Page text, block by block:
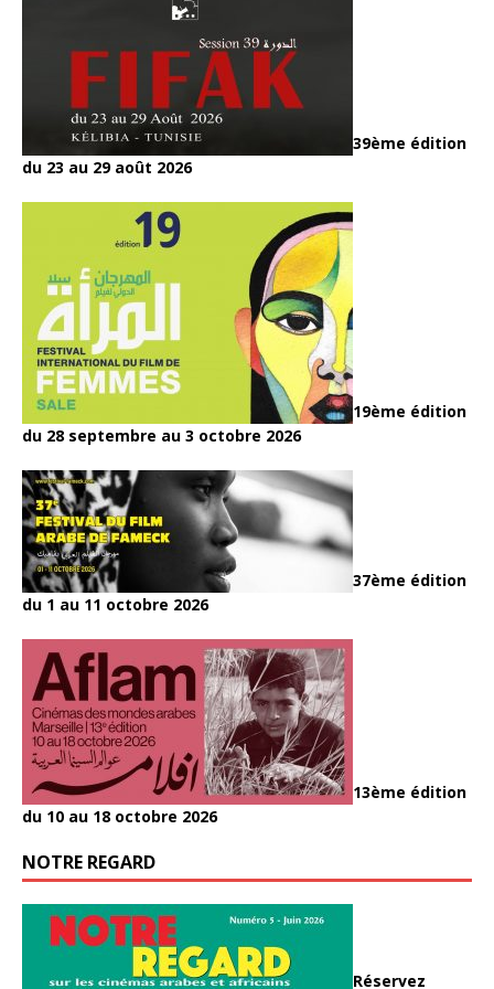
39ème édition
du 23 au 29 août 2026
19ème édition
du 28 septembre au 3 octobre 2026
37ème édition
du 1 au 11 octobre 2026
13ème édition
du 10 au 18 octobre 2026
NOTRE REGARD
Réservez